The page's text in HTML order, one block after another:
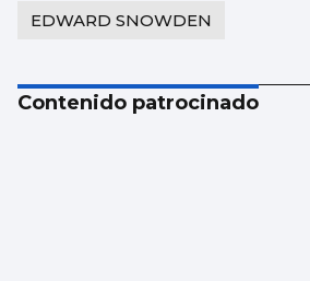
EDWARD SNOWDEN
Contenido patrocinado